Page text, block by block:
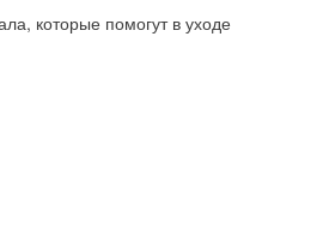
которые помогут в уходе